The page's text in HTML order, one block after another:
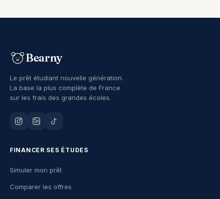
Bearny
Le prêt étudiant nouvelle génération.
La base la plus complète de France
sur les frais des grandes écoles.
FINANCER SES ÉTUDES
Simuler mon prêt
Comparer les offres